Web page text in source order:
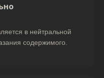
в нейтральной
содержимого.